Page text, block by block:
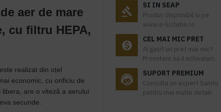
aer de mare
cu filtru HEPA,
realizat din oțel
economic, cu orificiu de
are o viteză a aerului
secunde.
SI IN SEAP
Produs disponibil si pe
www.e-licitatie.ro
CEL MAI MIC PRET
Ai gasit un pret mai mic?
Promitem sa il echivalam.
SUPORT PREMIUM
Consulta un expert Sanito
pentru mai multe detalii